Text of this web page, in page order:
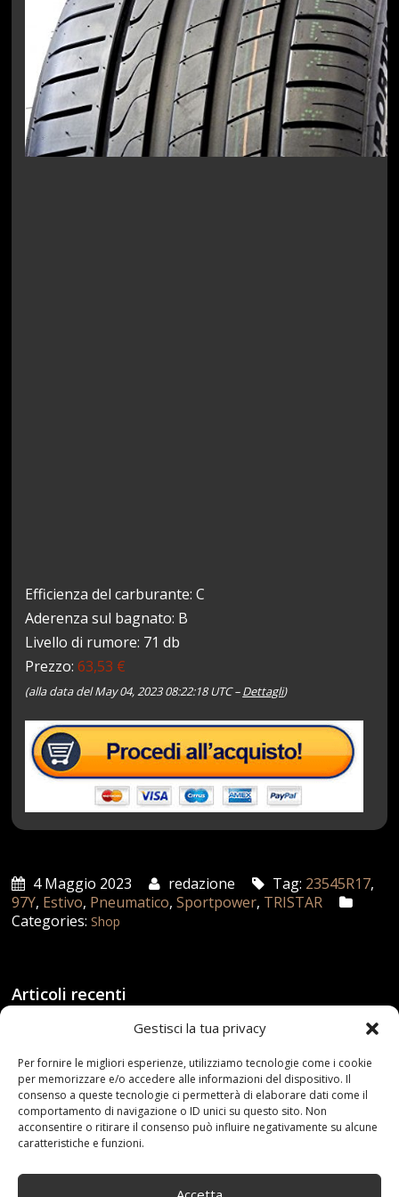
Gestisci la tua privacy
Per fornire le migliori esperienze, utilizziamo tecnologie come i cookie
per memorizzare e/o accedere alle informazioni del dispositivo. Il
consenso a queste tecnologie ci permetterà di elaborare dati come il
comportamento di navigazione o ID unici su questo sito. Non
acconsentire o ritirare il consenso può influire negativamente su alcune
caratteristiche e funzioni.
Efficienza del carburante: C
Aderenza sul bagnato: B
Livello di rumore: 71 db
Prezzo:63,53 €
(alla data del May 04, 2023 08:22:18 UTC –Dettagli)
4 Maggio 2023 redazione Tag: 23545R17,
97Y, Estivo, Pneumatico,Sportpower, TRISTAR
Categories: Shop
Articoli recenti
Assicurazione auto e sostituzione lunotto: le cose
da sapere
21 Aprile,2026
Range Rover: un’icona tra i luxury SUV
25 Novembre,2024